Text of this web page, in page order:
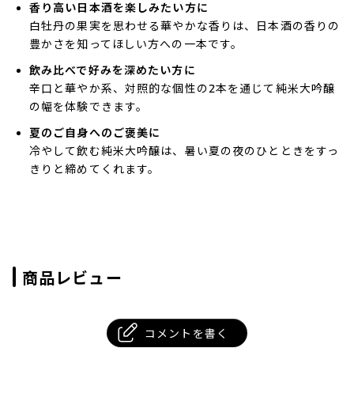
香り高い日本酒を楽しみたい方に
白牡丹の果実を思わせる華やかな香りは、日本酒の香りの
豊かさを知ってほしい方への一本です。
飲み比べで好みを深めたい方に
辛口と華やか系、対照的な個性の2本を通じて純米大吟醸
の幅を体験できます。
夏のご自身へのご褒美に
冷やして飲む純米大吟醸は、暑い夏の夜のひとときをすっ
きりと締めてくれます。
商品レビュー
コメントを書く